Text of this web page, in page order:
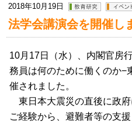
2018年10月19日
法学会講演会を開催し
10月17日（水）、内閣官房
務員は何のために働くのか−
催されました。
東日本大震災の直後に政府
ご経験から、避難者等の支